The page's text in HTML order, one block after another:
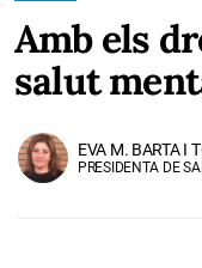
Amb els
salut
EVA M. BARTA I